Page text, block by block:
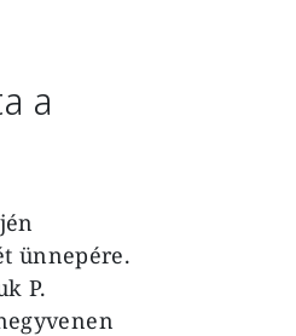
a
ünnepére.
P.